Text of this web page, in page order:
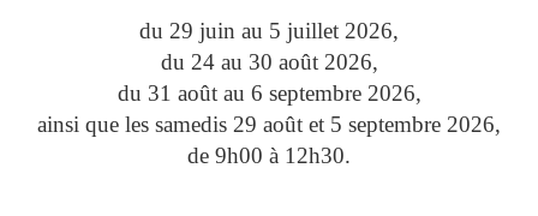
du 29 juin au 5 juillet 2026,
du 24 au 30 août 2026,
du 31 août au 6 septembre 2026,
ainsi que les samedis 29 août et 5 septembre 2026,
de 9h00 à 12h30.